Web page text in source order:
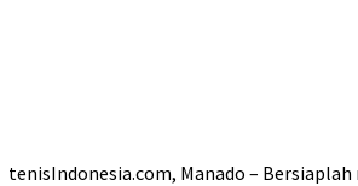
tenisIndonesia.com, Manado –